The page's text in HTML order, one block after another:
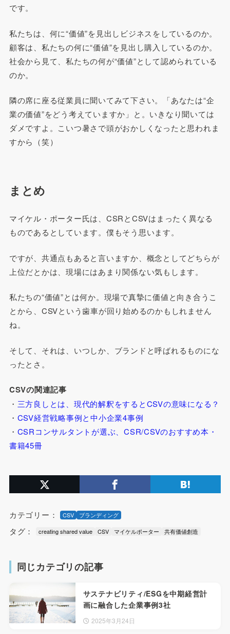
です。
私たちは、何に“価値”を見出しビジネスをしているのか。
顧客は、私たちの何に“価値”を見出し購入しているのか。
社会から見て、私たちの何が“価値”として認められている
のか。
隣の席に座る従業員に聞いてみて下さい。「あなたは“企
業の価値”をどう考えていますか」と。いきなり聞いては
ダメですよ。こいつ暑さで頭がおかしくなったと思われま
すから（笑）
まとめ
マイケル・ポーター氏は、CSRとCSVはまったく異なる
ものであるとしています。僕もそう思います。
ですが、共通点もあると言いますか、概念としてどちらが
上位だとかは、現場にはあまり関係ない気もします。
私たちの“価値”とは何か。現場で真摯に価値と向き合うこ
とから、CSVという歯車が回り始めるのかもしれません
ね。
そして、それは、いつしか、ブランドと呼ばれるものにな
ったとさ。
CSVの関連記事
・ 三方良しとは、現代的解釈をするとCSVの意味になる？
・ CSV経営戦略事例と中小企業4事例
・ CSRコンサルタントが選ぶ、CSR/CSVのおすすめ本・
書籍45冊
カテゴリー： CSV ブランディング
タグ： creating shared value CSV マイケルポーター 共有価値創造
同じカテゴリの記事
サステナビリティ/ESGを中期経営計
画に融合した企業事例3社
2025年3月24日